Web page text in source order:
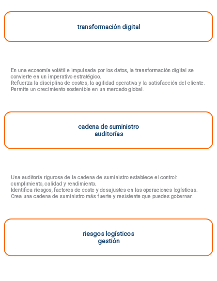
transformación digital
En una economía volátil e impulsada por los datos, la transformación digital se
convierte en un imperativo estratégico.
Refuerza la disciplina de costes, la agilidad operativa y la satisfacción del cliente.
Permite un crecimiento sostenible en un mercado global.
cadena de suministro
auditorías
Una auditoría rigurosa de la cadena de suministro establece el control:
cumplimiento, calidad y rendimiento.
Identifica riesgos, factores de coste y desajustes en las operaciones logísticas.
Crea una cadena de suministro más fuerte y resistente que puedes gobernar.
riesgos logísticos
gestión